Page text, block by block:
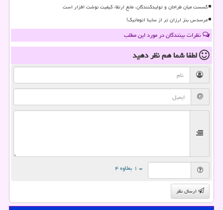
گسست میان طراحان و تولیدکنندگان، مانع ارتقاء کیفیت نوشت افزار است
مرسدس بنز ارزان تر از ساینا اتوماتیک!
نظرات بینندگان در مورد این مطلب
لطفا شما همنظر دهید
= ۱ بعلاوه ۴
ارسال نظر